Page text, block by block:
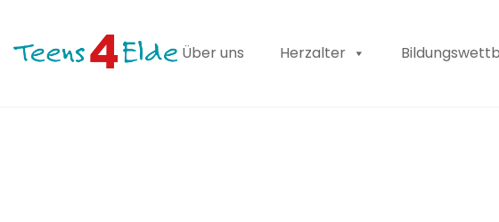
Über uns Herzalter